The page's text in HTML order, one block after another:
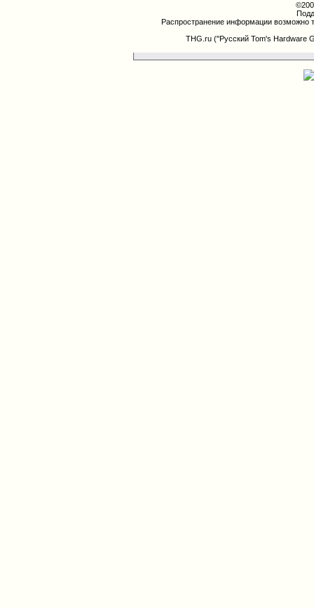
Распространение информации возможно
THG.ru ("Русский Tom's Hardware